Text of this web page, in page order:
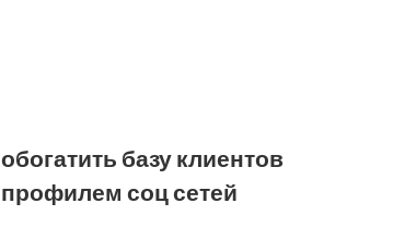
обогатить базу клиентов
профилем соц сетей